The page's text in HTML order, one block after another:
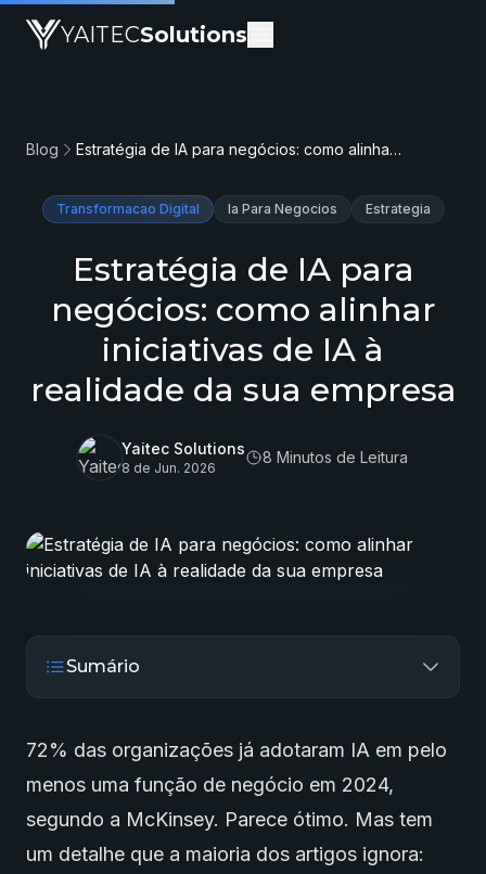
YAITECSolutions
Blog Estratégia de IA para negócios: como alinhar iniciativas de IA à realidade da sua empresa
Transformacao Digital Ia Para Negocios Estrategia
Estratégia de IA para
negócios: como alinhar
iniciativas de IA à
realidade da sua empresa
Yaitec Solutions
8 de Jun. 2026
8 Minutos de Leitura
Sumário
72% das organizações já adotaram IA em pelo
menos uma função de negócio em 2024,
segundo a McKinsey. Parece ótimo. Mas tem
um detalhe que a maioria dos artigos ignora: